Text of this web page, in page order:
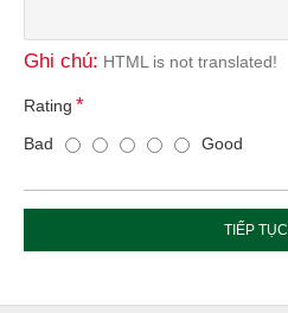
Ghi chú: HTML is not translated!
Rating
Bad
Good
TIẾP TỤC